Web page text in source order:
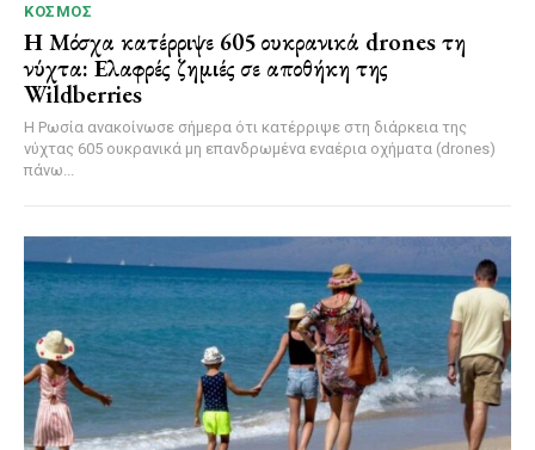
ΚΌΣΜΟΣ
Η Μόσχα κατέρριψε 605 ουκρανικά drones τη
νύχτα: Ελαφρές ζημιές σε αποθήκη της
Wildberries
Η Ρωσία ανακοίνωσε σήμερα ότι κατέρριψε στη διάρκεια της
νύχτας 605 ουκρανικά μη επανδρωμένα εναέρια οχήματα (drones)
πάνω...